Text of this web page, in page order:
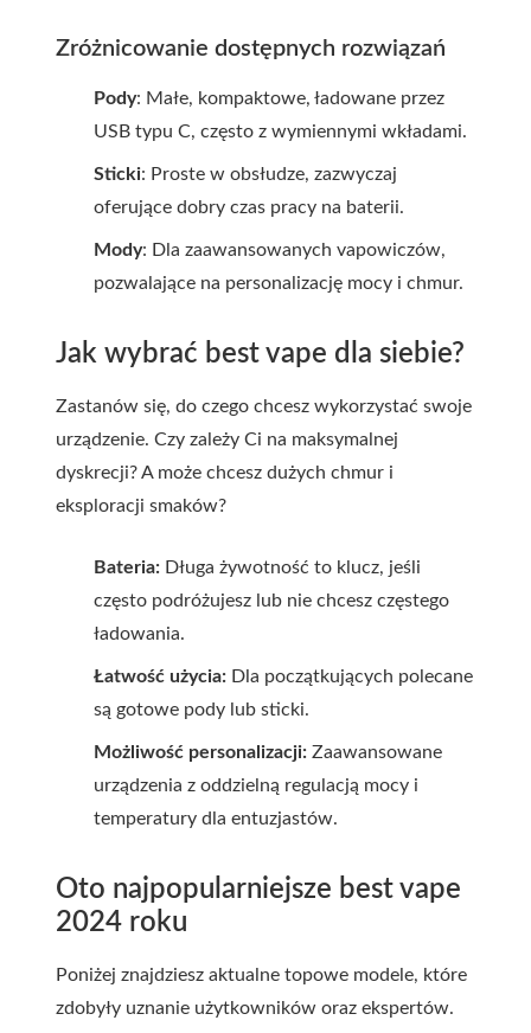
Zróżnicowanie dostępnych rozwiązań
Pody: Małe, kompaktowe, ładowane przez
USB typu C, często z wymiennymi wkładami.
Sticki: Proste w obsłudze, zazwyczaj
oferujące dobry czas pracy na baterii.
Mody: Dla zaawansowanych vapowiczów,
pozwalające na personalizację mocy i chmur.
Jak wybrać best vape dla siebie?
Zastanów się, do czego chcesz wykorzystać swoje
urządzenie. Czy zależy Ci na maksymalnej
dyskrecji? A może chcesz dużych chmur i
eksploracji smaków?
Bateria: Długa żywotność to klucz, jeśli
często podróżujesz lub nie chcesz częstego
ładowania.
Łatwość użycia: Dla początkujących polecane
są gotowe pody lub sticki.
Możliwość personalizacji: Zaawansowane
urządzenia z oddzielną regulacją mocy i
temperatury dla entuzjastów.
Oto najpopularniejsze best vape
2024 roku
Poniżej znajdziesz aktualne topowe modele, które
zdobyły uznanie użytkowników oraz ekspertów.